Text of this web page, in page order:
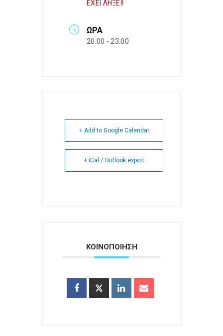
ΕΧΕΙ ΛΗΞΕΙ!
ΏΡΑ
20:00 - 23:00
+ Add to Google Calendar
+ iCal / Outlook export
ΚΟΙΝΟΠΟΙΗΣΗ